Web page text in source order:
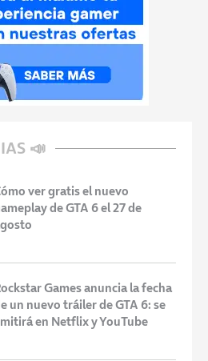
📣
ver gratis el nuevo
de GTA 6 el 27 de
Games anuncia la fecha
un nuevo tráiler de GTA 6: se
en Netflix y YouTube